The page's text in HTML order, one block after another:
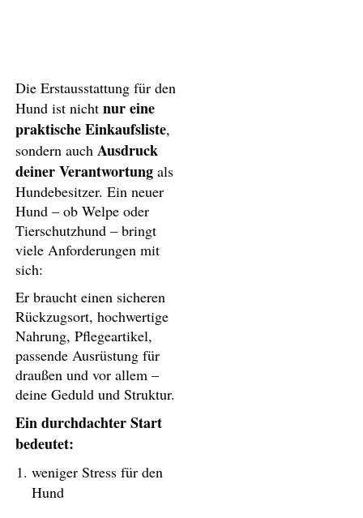
Die Erstausstattung für den
Hund ist nicht nur eine
praktische Einkaufsliste,
sondern auch Ausdruck
deiner Verantwortung als
Hundebesitzer. Ein neuer
Hund – ob Welpe oder
Tierschutzhund – bringt
viele Anforderungen mit
sich:
Er braucht einen sicheren
Rückzugsort, hochwertige
Nahrung, Pflegeartikel,
passende Ausrüstung für
draußen und vor allem –
deine Geduld und Struktur.
Ein durchdachter Start
bedeutet:
weniger Stress für den
Hund